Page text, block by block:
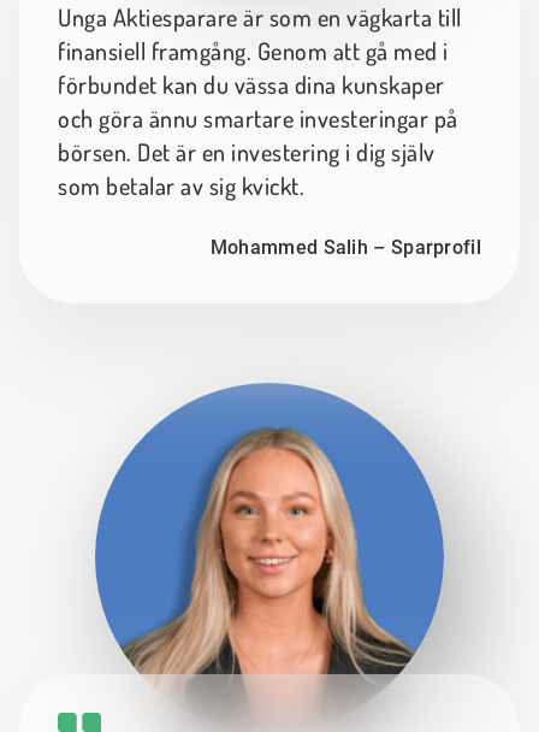
Unga Aktiesparare är som en vägkarta till
finansiell framgång. Genom att gå med i
förbundet kan du vässa dina kunskaper
och göra ännu smartare investeringar på
börsen. Det är en investering i dig själv
som betalar av sig kvickt.
Mohammed Salih – Sparprofil